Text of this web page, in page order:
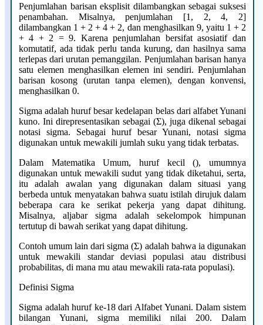
Penjumlahan barisan eksplisit dilambangkan sebagai suksesi
penambahan. Misalnya, penjumlahan [1, 2, 4, 2]
dilambangkan 1 + 2 + 4 + 2, dan menghasilkan 9, yaitu 1 + 2
+ 4 + 2 = 9. Karena penjumlahan bersifat asosiatif dan
komutatif, ada tidak perlu tanda kurung, dan hasilnya sama
terlepas dari urutan pemanggilan. Penjumlahan barisan hanya
satu elemen menghasilkan elemen ini sendiri. Penjumlahan
barisan kosong (urutan tanpa elemen), dengan konvensi,
menghasilkan 0.
Sigma adalah huruf besar kedelapan belas dari alfabet Yunani
kuno. Ini direpresentasikan sebagai (Σ), juga dikenal sebagai
notasi sigma. Sebagai huruf besar Yunani, notasi sigma
digunakan untuk mewakili jumlah suku yang tidak terbatas.
Dalam Matematika Umum, huruf kecil (), umumnya
digunakan untuk mewakili sudut yang tidak diketahui, serta,
itu adalah awalan yang digunakan dalam situasi yang
berbeda untuk menyatakan bahwa suatu istilah dirujuk dalam
beberapa cara ke serikat pekerja yang dapat dihitung.
Misalnya, aljabar sigma adalah sekelompok himpunan
tertutup di bawah serikat yang dapat dihitung.
Contoh umum lain dari sigma (Σ) adalah bahwa ia digunakan
untuk mewakili standar deviasi populasi atau distribusi
probabilitas, di mana mu atau mewakili rata-rata populasi).
Definisi Sigma
Sigma adalah huruf ke-18 dari Alfabet Yunani. Dalam sistem
bilangan Yunani, sigma memiliki nilai 200. Dalam